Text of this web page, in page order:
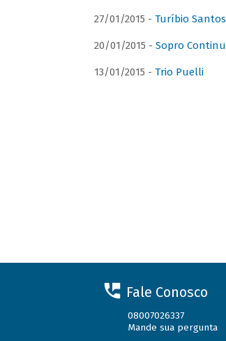
27/01/2015 - Turíbio
20/01/2015 - Sopro
13/01/2015 - Trio Puelli
Fale Conosco
08007026337
Mande sua pergunta